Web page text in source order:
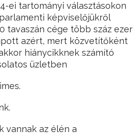
ei tartományi választásokon
képviselőjükről
tavaszán cége több száz ezer
azért, mert közvetítőként
hiánycikknek számító
üzletben
vannak az élén a